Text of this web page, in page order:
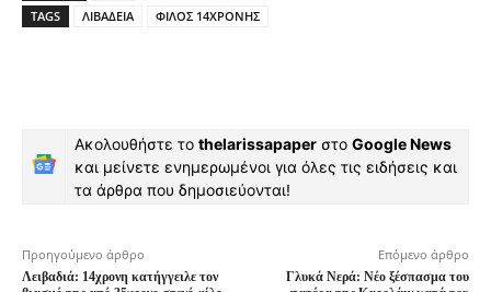
TAGS
ΛΙΒΑΔΕΙΑ ΦΙΛΟΣ 14ΧΡΟΝΗΣ
Ακολουθήστε το thelarissapaper στο Google News
και μείνετε ενημερωμένοι για όλες τις ειδήσεις και
τα άρθρα που δημοσιεύονται!
Προηγούμενο άρθρο
Λειβαδιά: 14χρονη κατήγγειλε τον
Επόμενο άρθρο
Γλυκά Νερά: Νέο ξέσπασμα του